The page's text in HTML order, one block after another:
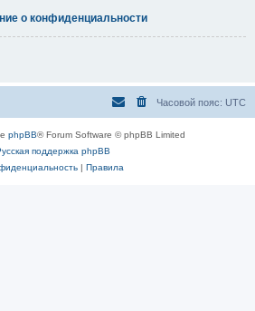
о конфиденциальности
Часовой пояс: UTC
phpBB® Forum Software © phpBB Limited
поддержка phpBB
| Правила